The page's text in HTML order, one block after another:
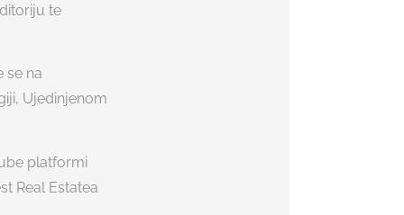
te
se na
Ujedinjenom
platformi
Real Estatea